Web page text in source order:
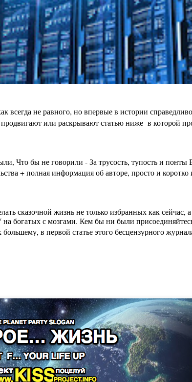
всегда не равного, но впервые в истории
продвигают или раскрывают статью ниже в которой
Что бы не говорили - За трусость, тупость и
+ полная информация об авторе, просто и
сказочной жизнь не только избранных как
богатых с мозгами. Кем бы ни были
в первой статье этого бесцензурного